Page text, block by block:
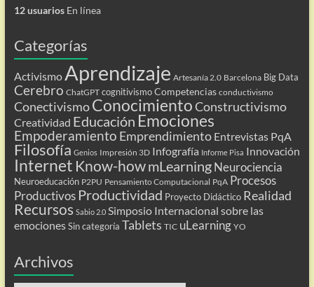
12 usuariosEn línea
Categorías
Activismo Aprendizaje Artesanía 2.0 Barcelona Big Data
Cerebro ChatGPT cognitivismo Competencias conductivismo
ConectivismoConocimientoConstructivismo
Creatividad Educación Emociones
Empoderamiento Emprendimiento Entrevistas PqA
Filosofía Genios Impresión 3D Infografía Informe Pisa Innovación
Internet Know-howmLearning Neurociencia
Neuroeducación P2PU Pensamiento Computacional PqA Procesos
Productivos Productividad Proyecto Didáctico Realidad
Recursos Sabio 2.0 Simposio Internacional sobre las
emociones Sin categoría Tablets TIC uLearning YO
Archivos